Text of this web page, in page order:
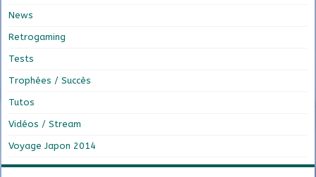
News
Retrogaming
Tests
Trophées / Succès
Tutos
Vidéos / Stream
Voyage Japon 2014